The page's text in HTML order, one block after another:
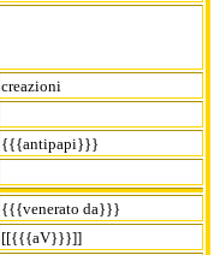
creazioni
{{{antipapi}}}
{{{venerato da}}}
[[{{{aV}}}]]